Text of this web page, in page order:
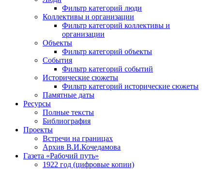
Фильтр категорий люди
Коллективы и организации
Фильтр категорий коллективы и
организации
Объекты
Фильтр категорий объекты
События
Фильтр категорий событий
Исторические сюжеты
Фильтр категорий исторические сюжеты
Памятные даты
Ресурсы
Полные тексты
Библиография
Проекты
Встречи на границах
Архив В.И.Кочедамова
Газета «Рабочий путь»
1922 год (цифровые копии)